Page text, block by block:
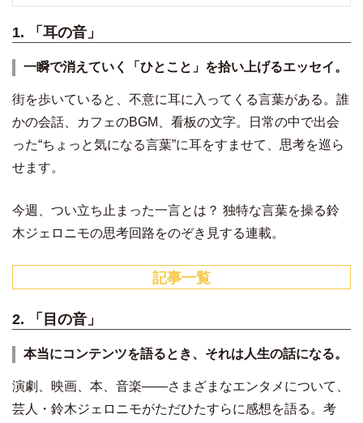
1. 「耳の音」
一瞬で消えていく「ひとこと」を拾い上げるエッセイ。
街を歩いていると、不意に耳に入ってくる言葉がある。誰
かの会話、カフェのBGM、看板の文字。日常の中で出会
った“ちょっと気になる言葉”に耳をすませて、思考を巡ら
せます。
今週、つい立ち止まった一言とは？ 独特な言葉を操る鈴
木ジェロニモの思考回路をのぞき見する連載。
記事一覧
2. 「目の音」
本当にコンテンツを語るとき、それは人生の話になる。
演劇、映画、本、音楽——さまざまなエンタメについて、
芸人・鈴木ジェロニモがただひたすらに感想を語る。考